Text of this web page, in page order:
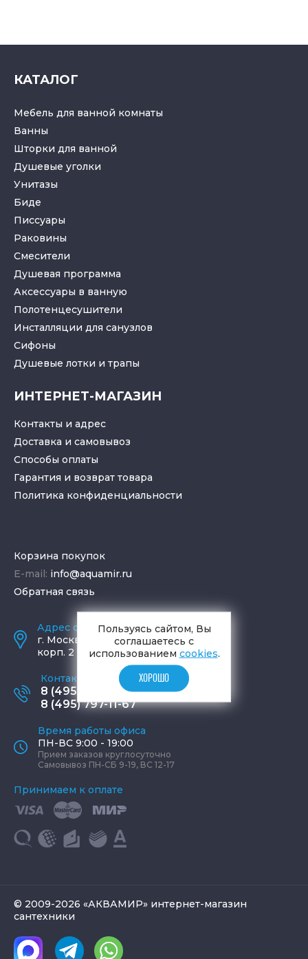
КАТАЛОГ
Мебель для ванной комнаты
Ванны
Шторки для ванной
Душевые уголки
Унитазы
Биде
Писсуары
Раковины
Смесители
Душевая программа
Аксессуары в ванную
Полотенцесушители
Инсталляции для санузлов
Cифоны
Душевые лотки и трапы
ИНТЕРНЕТ-МАГАЗИН
Контакты и адрес
Доставка и самовывоз
Способы оплаты
Гарантия и возврат товара
Политика конфиденциальности
Корзина покупок
E-mail: info@aquamir.ru
Обратная связь
Адрес салона и склада
г. Москва
ул. Шаболовка, д. 23,
корп. 2
Контактные телефоны
8 (495) 795-77-65
8 (495) 797-11-67
Время работы офиса
ПН-ВС 9:00 - 19:00
Прием заказов круглосуточно
Самовывоз ПН-СБ 9-19, ВС 12-17
Принимаем к оплате
© 2009-2026 «АКВАМИР» интернет-магазин
сантехники
Пользуясь сайтом, Вы
соглашаетесь с
использованием cookies.
ХОРОШО